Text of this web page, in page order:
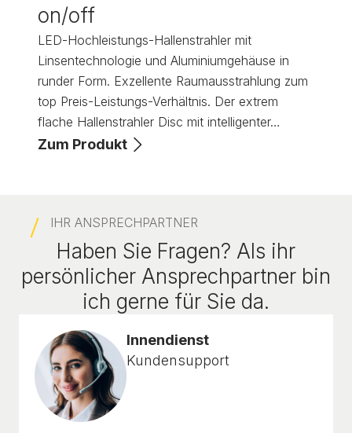
on/off
LED-Hochleistungs-Hallenstrahler mit
Linsentechnologie und Aluminiumgehäuse in
runder Form. Exzellente Raumausstrahlung zum
top Preis-Leistungs-Verhältnis. Der extrem
flache Hallenstrahler Disc mit intelligenter…
Zum Produkt
IHR ANSPRECHPARTNER
Haben Sie Fragen? Als ihr
persönlicher Ansprechpartner bin
ich gerne für Sie da.
Innendienst
Kundensupport